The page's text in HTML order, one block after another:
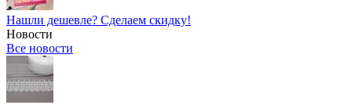
Нашли дешевле? Сделаем скидку!
Новости
Все новости